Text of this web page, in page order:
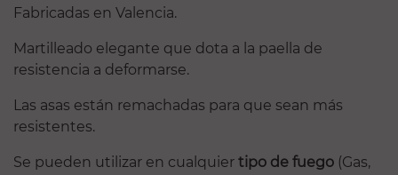
Fabricadas en Valencia.
Martilleado elegante que dota a la paella de
resistencia a deformarse.
Las asas están remachadas para que sean más
resistentes.
Se pueden utilizar en cualquier tipo de fuego (Gas,